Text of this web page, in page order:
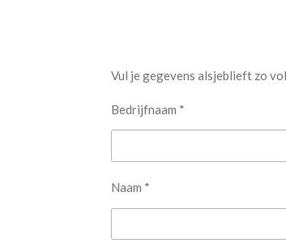
Vul je gegevens alsjeblieft zo
Bedrijfnaam *
Naam *